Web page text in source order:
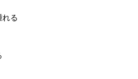
れる